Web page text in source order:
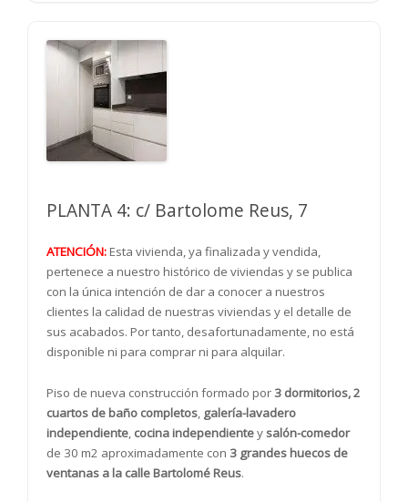
PLANTA 4: c/ Bartolome Reus, 7
ATENCIÓN:Esta vivienda, ya finalizada y vendida,
pertenece a nuestro histórico de viviendas y se publica
con la única intención de dar a conocer a nuestros
clientes la calidad de nuestras viviendas y el detalle de
sus acabados. Por tanto, desafortunadamente, no está
disponible ni para comprar ni para alquilar.
Piso de nueva construcción formado por3 dormitorios, 2
cuartos de baño completos, galería-lavadero
independiente, cocina independienteysalón-comedor
de 30 m2 aproximadamente con 3 grandes huecos de
ventanas a la calle Bartolomé Reus.